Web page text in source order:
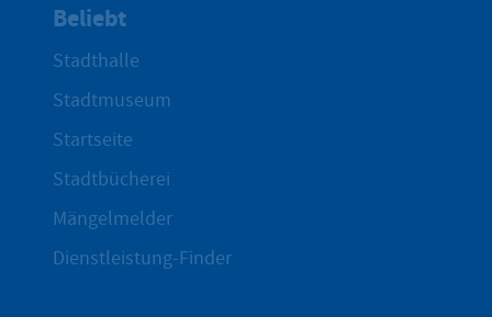
Beliebt
Stadthalle
Stadtmuseum
Startseite
Stadtbücherei
Mängelmelder
Dienstleistung-Finder